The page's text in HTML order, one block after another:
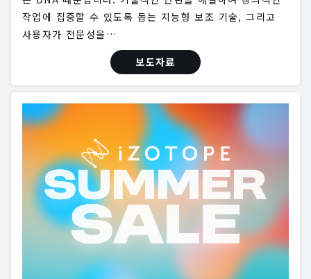
작업에 집중할 수 있도록 돕는 지능형 보조 기술, 그리고
사용자가 전문성을…
보도자료